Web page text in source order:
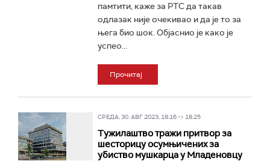
памтити, каже за РТС да такав
одлазак није очекивао и да је то за
њега био шок. Објаснио је како је
успео...
Прочитај
СРЕДА, 30. АВГ 2023, 18:16 -> 18:25
Тужилаштво тражи притвор за
шесторицу осумњичених за
убиство мушкарца у Младеновцу